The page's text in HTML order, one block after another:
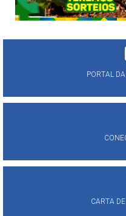
PORTAL
CARTA